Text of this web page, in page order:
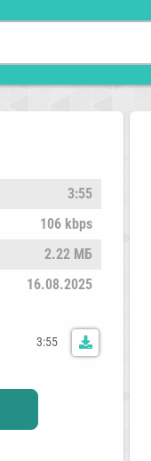
3:55
106 kbps
2.22 МБ
16.08.2025
3:55